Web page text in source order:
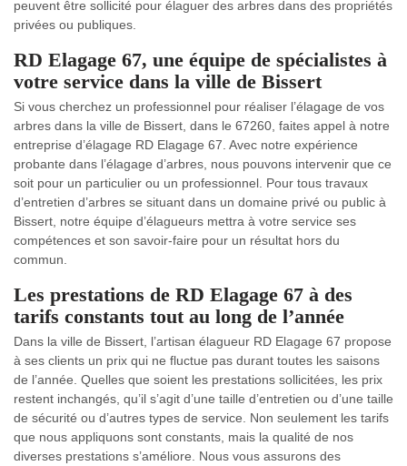
peuvent être sollicité pour élaguer des arbres dans des propriétés
privées ou publiques.
RD Elagage 67, une équipe de spécialistes à
votre service dans la ville de Bissert
Si vous cherchez un professionnel pour réaliser l’élagage de vos
arbres dans la ville de Bissert, dans le 67260, faites appel à notre
entreprise d’élagage RD Elagage 67. Avec notre expérience
probante dans l’élagage d’arbres, nous pouvons intervenir que ce
soit pour un particulier ou un professionnel. Pour tous travaux
d’entretien d’arbres se situant dans un domaine privé ou public à
Bissert, notre équipe d’élagueurs mettra à votre service ses
compétences et son savoir-faire pour un résultat hors du
commun.
Les prestations de RD Elagage 67 à des
tarifs constants tout au long de l’année
Dans la ville de Bissert, l’artisan élagueur RD Elagage 67 propose
à ses clients un prix qui ne fluctue pas durant toutes les saisons
de l’année. Quelles que soient les prestations sollicitées, les prix
restent inchangés, qu’il s’agit d’une taille d’entretien ou d’une taille
de sécurité ou d’autres types de service. Non seulement les tarifs
que nous appliquons sont constants, mais la qualité de nos
diverses prestations s’améliore. Nous vous assurons des